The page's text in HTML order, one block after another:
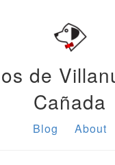
de
Cañada
Blog About